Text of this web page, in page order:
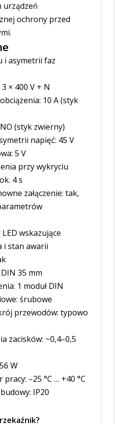
urządzeń
ochrony przed
i asymetrii faz
× 400 V + N
10 A (styk
(styk zwierny)
napięć: 45 V
5 V
przy wykryciu
4 s
załączenie: tak,
wskazujące
i stan awarii
35 mm
1 moduł DIN
śrubowe
przewodów: typowo
zacisków: ~0,4–0,5
W
–25 °C … +40 °C
IP20